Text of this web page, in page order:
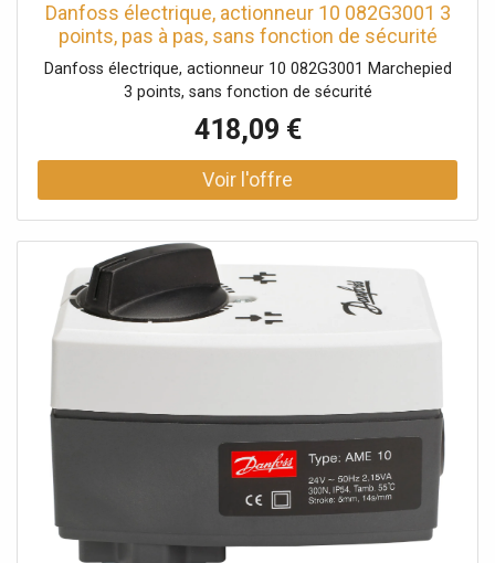
Danfoss électrique, actionneur 10 082G3001 3
points, pas à pas, sans fonction de sécurité
Danfoss électrique, actionneur 10 082G3001 Marchepied
3 points, sans fonction de sécurité
418,09 €